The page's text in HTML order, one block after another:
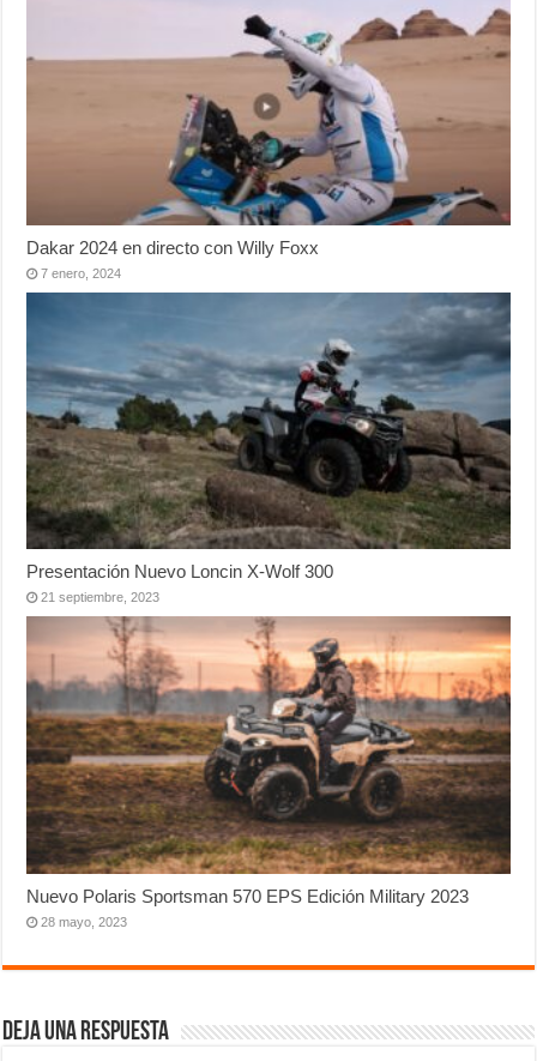
Dakar 2024 en directo con Willy Foxx
7 enero, 2024
Presentación Nuevo Loncin X-Wolf 300
21 septiembre, 2023
Nuevo Polaris Sportsman 570 EPS Edición Military 2023
28 mayo, 2023
Deja una respuesta